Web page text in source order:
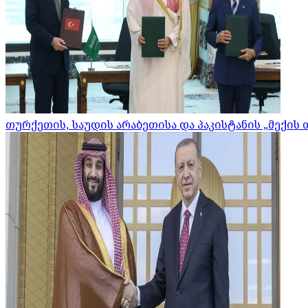
თურქეთის, საუდის არაბეთისა და პაკისტანის „მექის